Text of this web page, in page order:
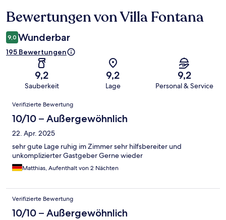
Bewertungen
Bewertungen von Villa Fontana
9,0 Wunderbar
195 Bewertungen
9,2
Sauberkeit
9,2
Lage
9,2
Personal & Service
Bewertungen
Verifizierte Bewertung
10/10 – Außergewöhnlich
22. Apr. 2025
sehr gute Lage ruhig im Zimmer sehr hilfsbereiter und
unkomplizierter Gastgeber Gerne wieder
Matthias, Aufenthalt von 2 Nächten
Verifizierte Bewertung
10/10 – Außergewöhnlich